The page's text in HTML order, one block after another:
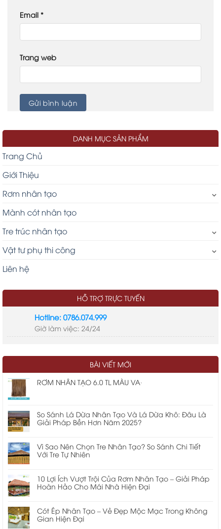
Email *
Trang web
DANH MỤC SẢN PHẨM
Trang Chủ
Giới Thiệu
Rơm nhân tạo
Mành cót nhân tạo
Tre trúc nhân tạo
Vật tư phụ thi công
Liên hệ
HỖ TRỢ TRỰC TUYẾN
Hotline: 0786.074.999
Giờ làm việc: 24/24
tre nhân tạothi công nhà mái lákinh phí xây dựng
cửa cuốn chống cháy ei
BÀI VIẾT MỚI
RƠM NHÂN TẠO 6.0 TL MÀU VA·
So Sánh Lá Dừa Nhân Tạo Và Lá Dừa Khô: Đâu Là
Giải Pháp Bền Hơn Năm 2025?
Vì Sao Nên Chọn Tre Nhân Tạo? So Sánh Chi Tiết
Với Tre Tự Nhiên
10 Lợi Ích Vượt Trội Của Rơm Nhân Tạo – Giải Pháp
Hoàn Hảo Cho Mái Nhà Hiện Đại
Cót Ép Nhân Tạo – Vẻ Đẹp Mộc Mạc Trong Không
Gian Hiện Đại